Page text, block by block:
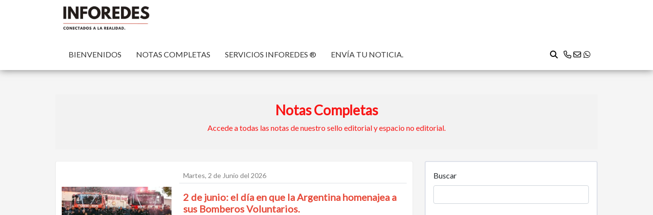
BIENVENIDOS NOTAS COMPLETAS SERVICIOS INFOREDES ® ENVÍA TU NOTICIA.
Notas Completas
Accede a todas las notas de nuestro sello editorial y espacio no editorial.
Martes, 2 de Junio del 2026
2 de junio: el día en que la Argentina homenajea a
sus Bomberos Voluntarios.
Buscar